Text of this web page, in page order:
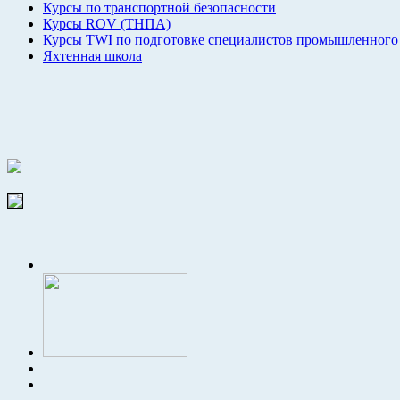
Курсы по транспортной безопасности
Курсы ROV (ТНПА)
Курсы TWI по подготовке специалистов промышленного
Яхтенная школа